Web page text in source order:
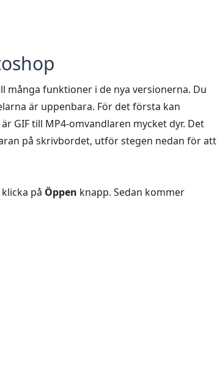
funktioner i de nya versionerna. Du
är uppenbara. För det första kan
GIF till MP4-omvandlaren mycket dyr. Det
på skrivbordet, utför stegen nedan för att
på Öppen knapp. Sedan kommer